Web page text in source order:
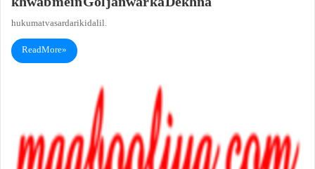
hukumat va sardari ki dalil.
Read More »